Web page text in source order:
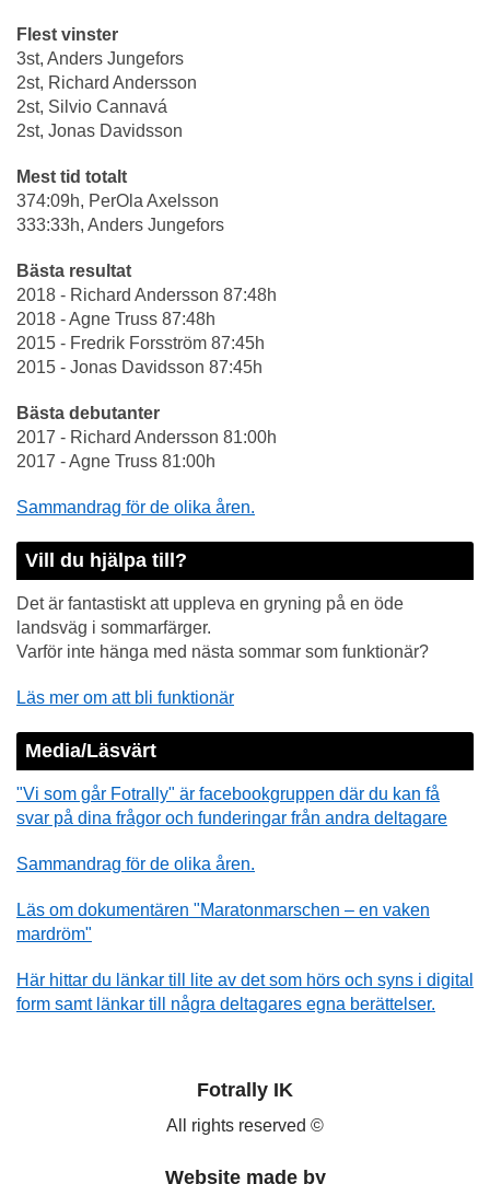
Flest vinster
3st, Anders Jungefors
2st, Richard Andersson
2st, Silvio Cannavá
2st, Jonas Davidsson
Mest tid totalt
374:09h, PerOla Axelsson
333:33h, Anders Jungefors
Bästa resultat
2018 - Richard Andersson 87:48h
2018 - Agne Truss 87:48h
2015 - Fredrik Forsström 87:45h
2015 - Jonas Davidsson 87:45h
Bästa debutanter
2017 - Richard Andersson 81:00h
2017 - Agne Truss 81:00h
Sammandrag för de olika åren.
Vill du hjälpa till?
Det är fantastiskt att uppleva en gryning på en öde
landsväg i sommarfärger.
Varför inte hänga med nästa sommar som funktionär?
Läs mer om att bli funktionär
Media/Läsvärt
"Vi som går Fotrally" är facebookgruppen där du kan få
svar på dina frågor och funderingar från andra deltagare
Sammandrag för de olika åren.
Läs om dokumentären "Maratonmarschen – en vaken
mardröm"
Här hittar du länkar till lite av det som hörs och syns i digital
form samt länkar till några deltagares egna berättelser.
Fotrally IK
All rights reserved ©
Website made by